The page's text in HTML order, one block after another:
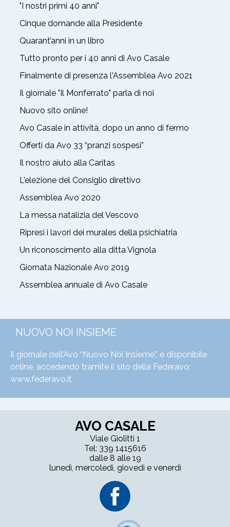
"I nostri primi 40 anni"
Cinque domande alla Presidente
Quarant’anni in un libro
Tutto pronto per i 40 anni di Avo Casale
Finalmente di presenza l'Assemblea Avo 2021
Il giornale "Il Monferrato" parla di noi
Nuovo sito online!
Avo Casale in attività, dopo un anno di fermo
Offerti da Avo 33 “pranzi sospesi”
Il nostro aiuto alla Caritas
L'elezione del Consiglio direttivo
Assemblea Avo 2020
La messa natalizia del Vescovo
Ripresi i lavori dei murales della psichiatria
Un riconoscimento alla ditta Vignola
Giornata Nazionale Avo 2019
Assemblea annuale di Avo Casale
NUOVO NOI INSIEME
Il giornale dell’Avo “Nuovo Noi Insieme”, è disponibile
online, accedendo tramite il sito della Federavo:
www.federavo.it
AVO CASALE
Viale Giolitti 1
Tel: 339 1415616
dalle 8 alle 19
lunedì, mercoledì, giovedì e venerdì